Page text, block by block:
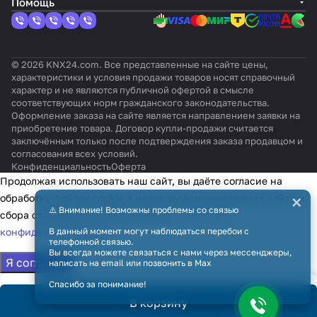
В корзину
© 2026 KNX24.com. Все представленные на сайте цены,
характеристики и условия продажи товаров носят справочный
характер и не являются публичной офертой в смысле
соответствующих норм гражданского законодательства.
Оформление заказа на сайте является направлением заявки на
приобретение товара. Договор купли-продажи считается
заключённым только после подтверждения заказа продавцом и
согласования всех условий.
КонфиденциальностьОферта
⚠️ Внимание! Возможны проблемы со связью
В данный момент могут наблюдаться перебои с
телефонной связью.
Вы всегда можете связаться с нами через мессенджеры,
написать на email или позвонить в Max
Спасибо за понимание!
×
Продолжая использовать наш сайт, вы даёте согласие на
обработку файлов cookie в целях функционирования сайта и
сбора статистики в соответствии сполитикой
конфиденциальности
Я согласен